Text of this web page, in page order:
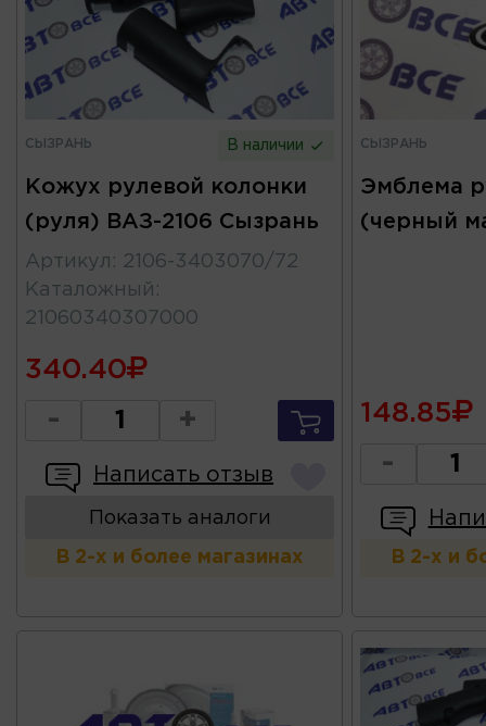
СЫЗРАНЬ В наличии
Кожух рулевой колонки
(руля) ВАЗ-2106 Сызрань
Артикул : 2106-3403070/72
Каталожный :
21060340307000
340.40
- +
Написать отзыв
Показать аналоги
В 2-х и более магазинах
СЫЗРАНЬ
Эмблема
(черный
148.85
-
В 2-х и